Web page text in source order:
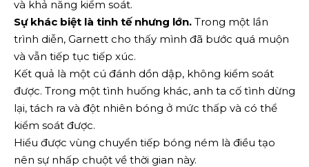
và khả năng kiểm soát.
Sự khác biệt là tinh tế nhưng lớn. Trong một lần
trình diễn, Garnett cho thấy mình đã bước quá muộn
và vẫn tiếp tục tiếp xúc.
Kết quả là một cú đánh dồn dập, không kiểm soát
được. Trong một tình huống khác, anh ta cố tình dừng
lại, tách ra và đột nhiên bóng ở mức thấp và có thể
kiểm soát được.
Hiểu được vùng chuyển tiếp bóng ném là điều tạo
nên sự nhấp chuột về thời gian này.